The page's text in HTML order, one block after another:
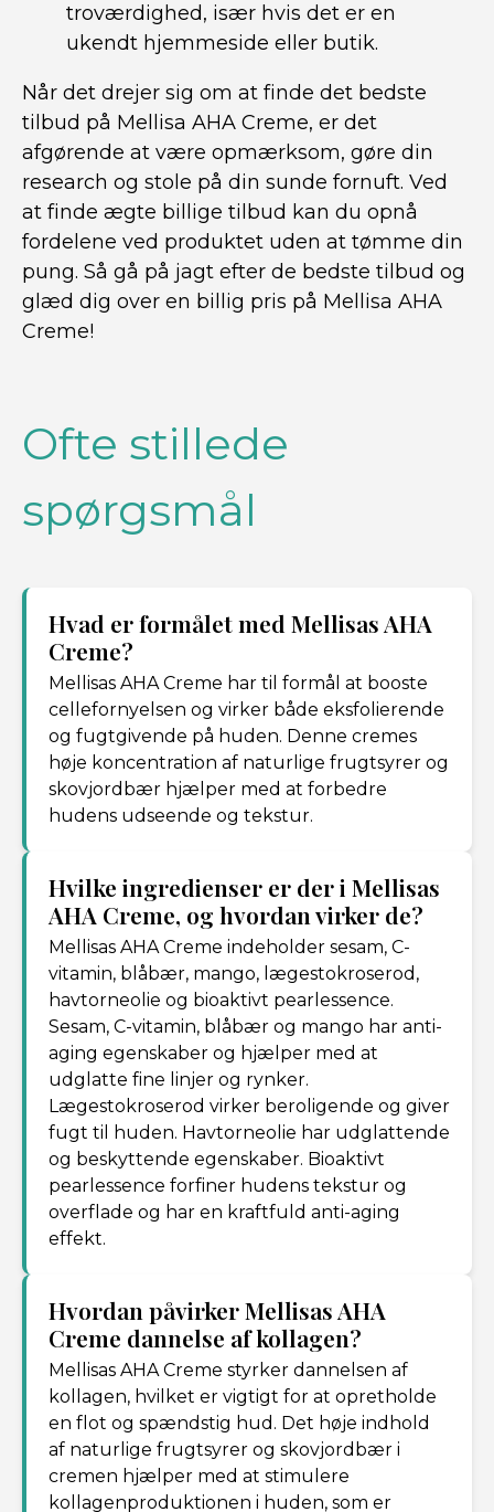
troværdighed, især hvis det er en
ukendt hjemmeside eller butik.
Når det drejer sig om at finde det bedste
tilbud på Mellisa AHA Creme, er det
afgørende at være opmærksom, gøre din
research og stole på din sunde fornuft. Ved
at finde ægte billige tilbud kan du opnå
fordelene ved produktet uden at tømme din
pung. Så gå på jagt efter de bedste tilbud og
glæd dig over en billig pris på Mellisa AHA
Creme!
Ofte stillede
spørgsmål
Hvad er formålet med Mellisas AHA
Creme?
Mellisas AHA Creme har til formål at booste
cellefornyelsen og virker både eksfolierende
og fugtgivende på huden. Denne cremes
høje koncentration af naturlige frugtsyrer og
skovjordbær hjælper med at forbedre
hudens udseende og tekstur.
Hvilke ingredienser er der i Mellisas
AHA Creme, og hvordan virker de?
Mellisas AHA Creme indeholder sesam, C-
vitamin, blåbær, mango, lægestokroserod,
havtorneolie og bioaktivt pearlessence.
Sesam, C-vitamin, blåbær og mango har anti-
aging egenskaber og hjælper med at
udglatte fine linjer og rynker.
Lægestokroserod virker beroligende og giver
fugt til huden. Havtorneolie har udglattende
og beskyttende egenskaber. Bioaktivt
pearlessence forfiner hudens tekstur og
overflade og har en kraftfuld anti-aging
effekt.
Hvordan påvirker Mellisas AHA
Creme dannelse af kollagen?
Mellisas AHA Creme styrker dannelsen af
kollagen, hvilket er vigtigt for at opretholde
en flot og spændstig hud. Det høje indhold
af naturlige frugtsyrer og skovjordbær i
cremen hjælper med at stimulere
kollagenproduktionen i huden, som er